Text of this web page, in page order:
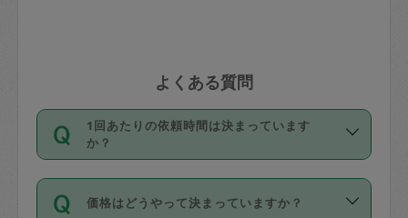
よくある質問
1回あたりの依頼時間は決まっています
か？
依頼1回につき3時間固定です。3時間を
超えて依頼したい場合は、延長機能をご
価格はどうやって決まっていますか？